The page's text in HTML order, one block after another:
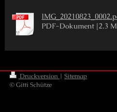
PDF-Dokument [2.3
Druckversion | Sitemap
© Gitti Schütze